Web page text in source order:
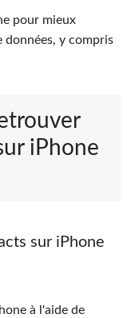
pour mieux
y compris
iPhone
sur iPhone
à l'aide de